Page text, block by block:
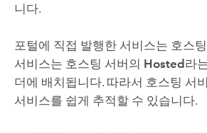
니다.
포털에 직접 발행한 서비스는 호스
서비스는 호스팅 서버의 Hosted 라
더에 배치됩니다. 따라서 호스팅 서
서비스를 쉽게 추적할 수 있습니다.